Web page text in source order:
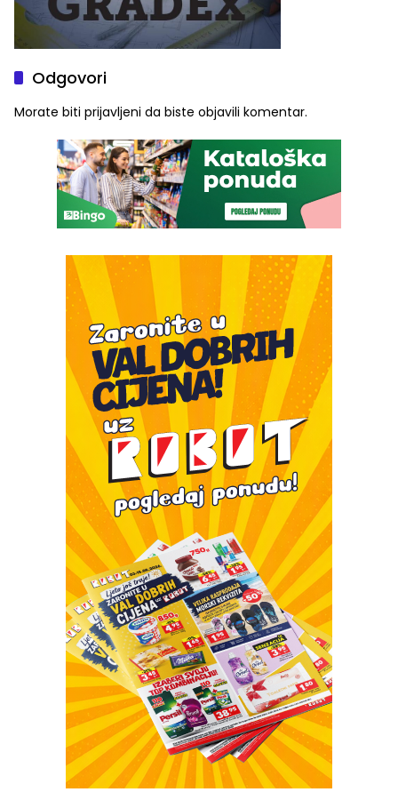
Odgovori
Morate biti prijavljeni da biste objavili komentar.